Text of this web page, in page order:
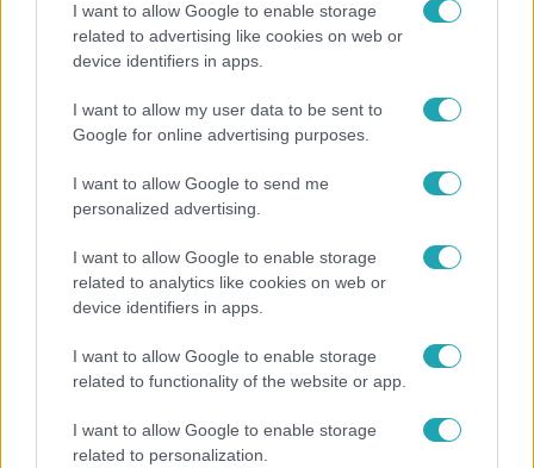
I want to allow Google to enable storage
related to advertising like cookies on web or
device identifiers in apps.
I want to allow my user data to be sent to
Google for online advertising purposes.
I want to allow Google to send me
personalized advertising.
I want to allow Google to enable storage
related to analytics like cookies on web or
device identifiers in apps.
I want to allow Google to enable storage
related to functionality of the website or app.
I want to allow Google to enable storage
related to personalization.
Hosszú Katinka a dokumentumfilmjében Shane